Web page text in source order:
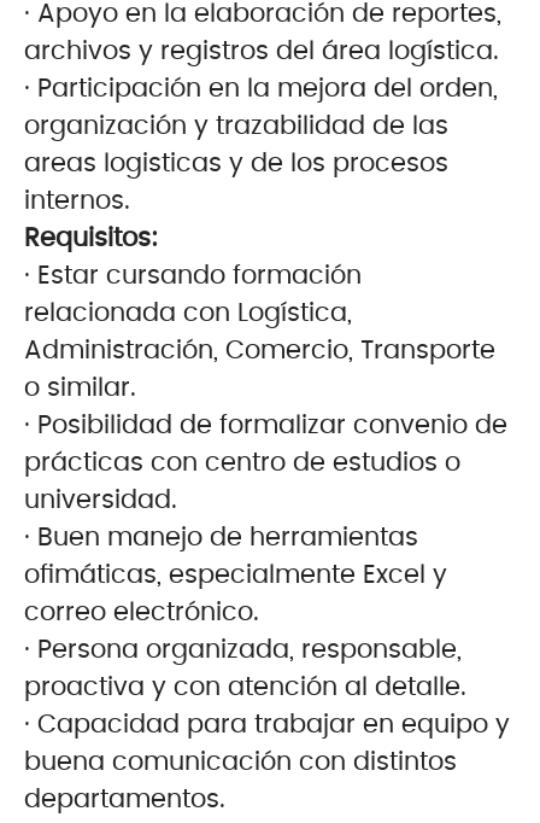
· Apoyo en la elaboración de reportes,
archivos y registros del área logística.
· Participación en la mejora del orden,
organización y trazabilidad de las
areas logisticas y de los procesos
internos.
Requisitos:
· Estar cursando formación
relacionada con Logística,
Administración, Comercio, Transporte
o similar.
· Posibilidad de formalizar convenio de
prácticas con centro de estudios o
universidad.
· Buen manejo de herramientas
ofimáticas, especialmente Excel y
correo electrónico.
· Persona organizada, responsable,
proactiva y con atención al detalle.
· Capacidad para trabajar en equipo y
buena comunicación con distintos
departamentos.